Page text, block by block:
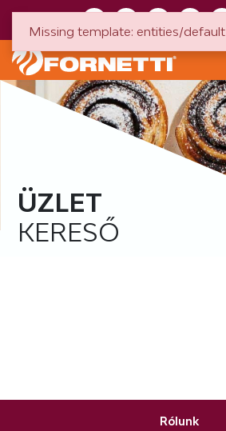
ÜZLET
KERESŐ
Rólunk
Missing template: entities/default